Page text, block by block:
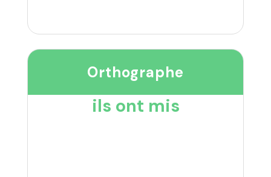
Orthographe
ils ont mis